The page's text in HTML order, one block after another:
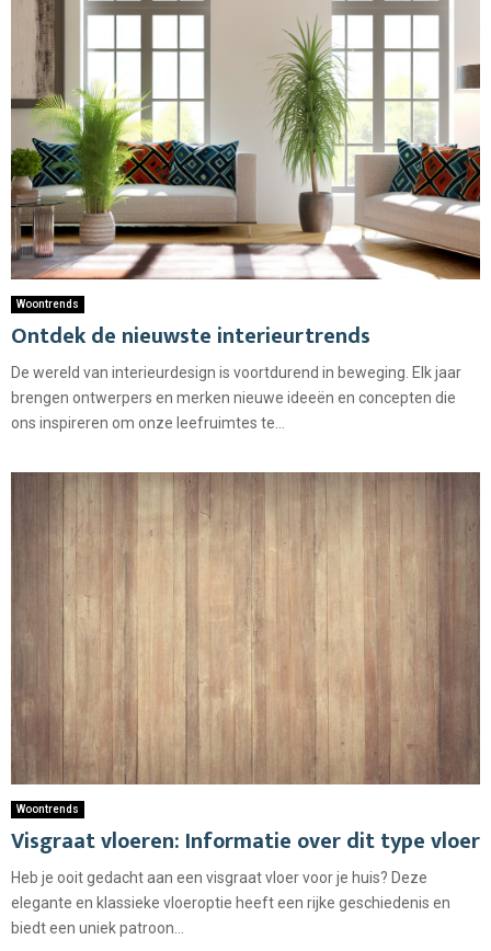
Woontrends
Ontdek de nieuwste interieurtrends
De wereld van interieurdesign is voortdurend in beweging. Elk jaar
brengen ontwerpers en merken nieuwe ideeën en concepten die
ons inspireren om onze leefruimtes te...
Woontrends
Visgraat vloeren: Informatie over dit type vloer
Heb je ooit gedacht aan een visgraat vloer voor je huis? Deze
elegante en klassieke vloeroptie heeft een rijke geschiedenis en
biedt een uniek patroon...